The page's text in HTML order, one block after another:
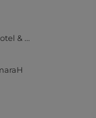
Daina Jurmala Beach Hotel & SPA